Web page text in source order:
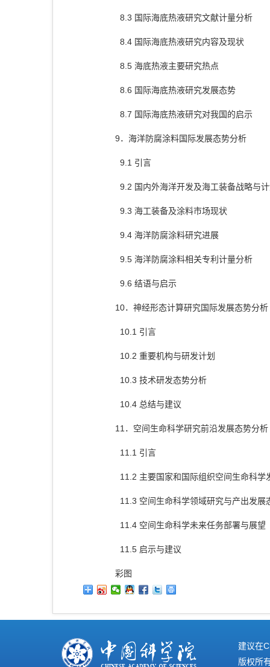
8.3 国际海底热液研究文献计量分析
8.4 国际海底热液研究内容及现状
8.5 海底热液主要研究热点
8.6 国际海底热液研究发展态势
8.7 国际海底热液研究对我国的启示
9．海洋防腐涂料国际发展态势分析
9.1 引言
9.2 国内外海洋开发及海工装备战略与
9.3 海工装备及涂料市场现状
9.4 海洋防腐涂料研究进展
9.5 海洋防腐涂料相关专利计量分析
9.6 结语与启示
10．神经形态计算研究国际发展态势分析
10.1 引言
10.2 重要机构与研发计划
10.3 技术研发态势分析
10.4 总结与建议
11．空间生命科学研究前沿发展态势分析
11.1 引言
11.2 主要国家和国际组织空间生命科学
11.3 空间生命科学领域研究与产出发展
11.4 空间生命科学未来任务部署与展望
11.5 启示与建议
彩图
建议在
版权所